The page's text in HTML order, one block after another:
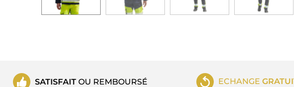
SATISFAITOU REMBOURSÉ ECHANGE